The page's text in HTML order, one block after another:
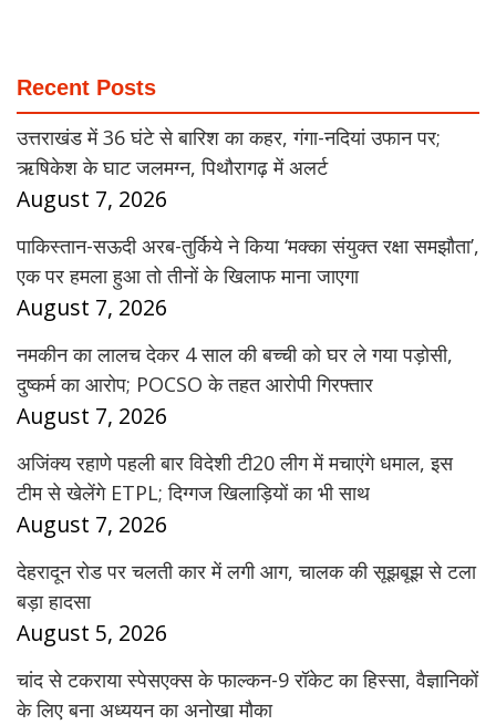
Recent Posts
उत्तराखंड में 36 घंटे से बारिश का कहर, गंगा-नदियां उफान पर;
ऋषिकेश के घाट जलमग्न, पिथौरागढ़ में अलर्ट
August 7, 2026
पाकिस्तान-सऊदी अरब-तुर्किये ने किया ‘मक्का संयुक्त रक्षा समझौता’,
एक पर हमला हुआ तो तीनों के खिलाफ माना जाएगा
August 7, 2026
नमकीन का लालच देकर 4 साल की बच्ची को घर ले गया पड़ोसी,
दुष्कर्म का आरोप; POCSO के तहत आरोपी गिरफ्तार
August 7, 2026
अजिंक्य रहाणे पहली बार विदेशी टी20 लीग में मचाएंगे धमाल, इस
टीम से खेलेंगे ETPL; दिग्गज खिलाड़ियों का भी साथ
August 7, 2026
देहरादून रोड पर चलती कार में लगी आग, चालक की सूझबूझ से टला
बड़ा हादसा
August 5, 2026
चांद से टकराया स्पेसएक्स के फाल्कन-9 रॉकेट का हिस्सा, वैज्ञानिकों
के लिए बना अध्ययन का अनोखा मौका